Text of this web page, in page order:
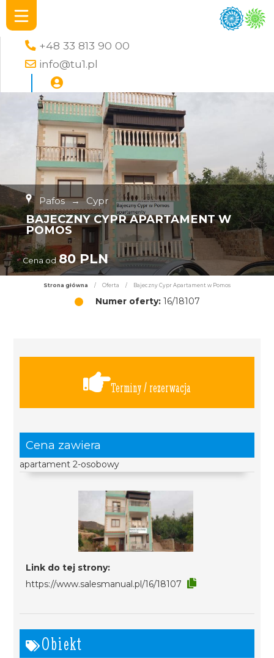
+48 33 813 90 00
info@tu1.pl
Pafos → Cypr
BAJECZNY CYPR APARTAMENT W
POMOS
Cena od 80 PLN
Strona główna / Oferta / Bajeczny Cypr Apartament w Pomos
Numer oferty:16/18107
Terminy / rezerwacja
Cena zawiera
apartament 2-osobowy
Link do tej strony:
https://www.salesmanual.pl/16/18107
Obiekt